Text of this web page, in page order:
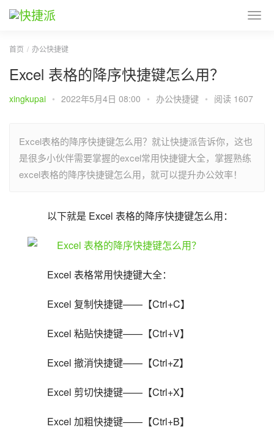
首页 办公快捷键
Excel 表格的降序快捷键怎么用？
xingkupai • 2022年5月4日 08:00 • 办公快捷键 • 阅读 1607
Excel表格的降序快捷键怎么用？就让快捷派告诉你，这也
是很多小伙伴需要掌握的excel常用快捷键大全，掌握熟练
excel表格的降序快捷键怎么用，就可以提升办公效率！
以下就是 Excel 表格的降序快捷键怎么用：
Excel 表格常用快捷键大全：
Excel 复制快捷键——【Ctrl+C】
Excel 粘贴快捷键——【Ctrl+V】
Excel 撤消快捷键——【Ctrl+Z】
Excel 剪切快捷键——【Ctrl+X】
Excel 加粗快捷键——【Ctrl+B】